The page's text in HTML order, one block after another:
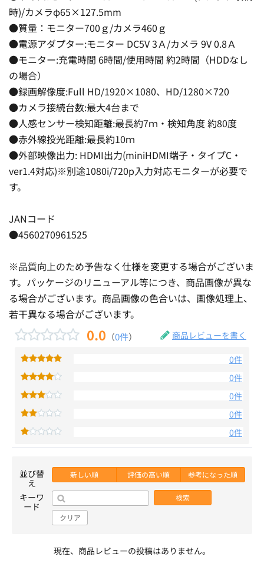
時)/カメラφ65×127.5mm
●質量：モニター700ｇ/カメラ460ｇ
●電源アダプター:モニター DC5V 3Ａ/カメラ 9V 0.8Ａ
●モニター:充電時間 6時間/使用時間 約2時間（HDDなし
の場合）
●録画解像度:Full HD/1920×1080、HD/1280×720
●カメラ接続台数:最大4台まで
●人感センサー検知距離:最長約7ｍ・検知角度 約80度
●赤外線投光距離:最長約10ｍ
●外部映像出力: HDMI出力(miniHDMI端子・タイプC・
ver1.4対応)※別途1080i/720p入力対応モニターが必要で
す。
JANコード
●4560270961525
※品質向上のため予告なく仕様を変更する場合がございま
す。パッケージのリニューアル等につき、商品画像が異な
る場合がございます。商品画像の色合いは、画像処理上、
若干異なる場合がございます。
0.0 （0件） 商品レビューを書く
0件
0件
0件
0件
0件
並び替
え
新しい順 評価の高い順 参考になった順
キーワ
ード
検索
クリア
現在、商品レビューの投稿はありません。